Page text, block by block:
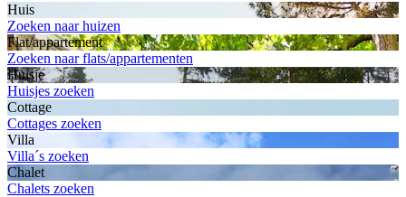
Huis
Zoeken naar huizen
Flat/appartement
Zoeken naar flats/appartementen
Huisje
Huisjes zoeken
Cottage
Cottages zoeken
Villa
Villa´s zoeken
Chalet
Chalets zoeken